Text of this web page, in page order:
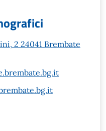
2 24041 Brembate